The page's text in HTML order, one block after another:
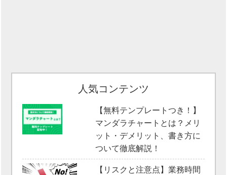
人気コンテンツ
【無料テンプレートつき！】
マンダラチャートとは？メリ
ット・デメリット、書き方に
ついて徹底解説！
【リスクと注意点】業務時間